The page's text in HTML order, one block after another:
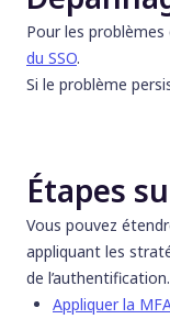
Pour les
du SSO.
Si le problème
Étapes
Vous pouvez
appliquant les
de l’authentification.
Appliquer la